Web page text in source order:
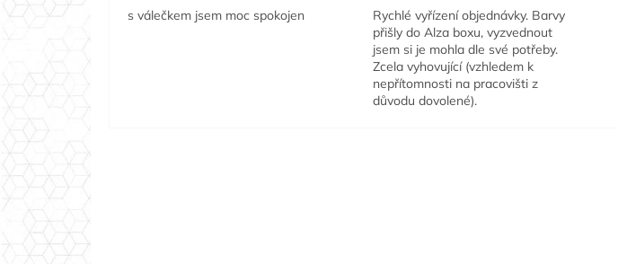
s válečkem jsem moc spokojen
Rychlé vyřízení objednávky. Barvy
přišly do Alza boxu, vyzvednout
jsem si je mohla dle své potřeby.
Zcela vyhovující (vzhledem k
nepřítomnosti na pracovišti z
důvodu dovolené).
Z
a